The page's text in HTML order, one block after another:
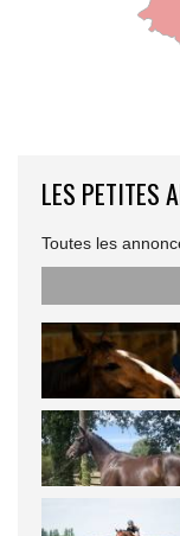
LES PETITES
Toutes les